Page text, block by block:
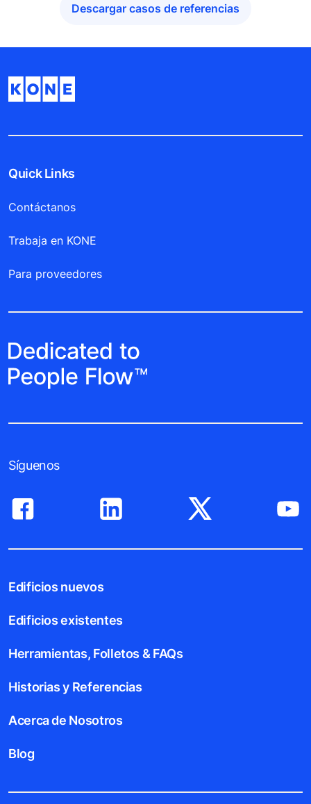
Descargar casos de referencias
Quick Links
Contáctanos
Trabaja en KONE
Para proveedores
Síguenos
Edificios nuevos
Edificios existentes
Herramientas, Folletos & FAQs
Historias y Referencias
Acerca de Nosotros
Blog